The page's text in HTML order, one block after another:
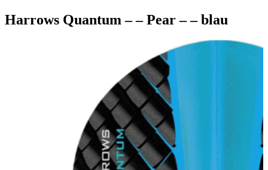
Harrows Quantum – – Pear – – blau